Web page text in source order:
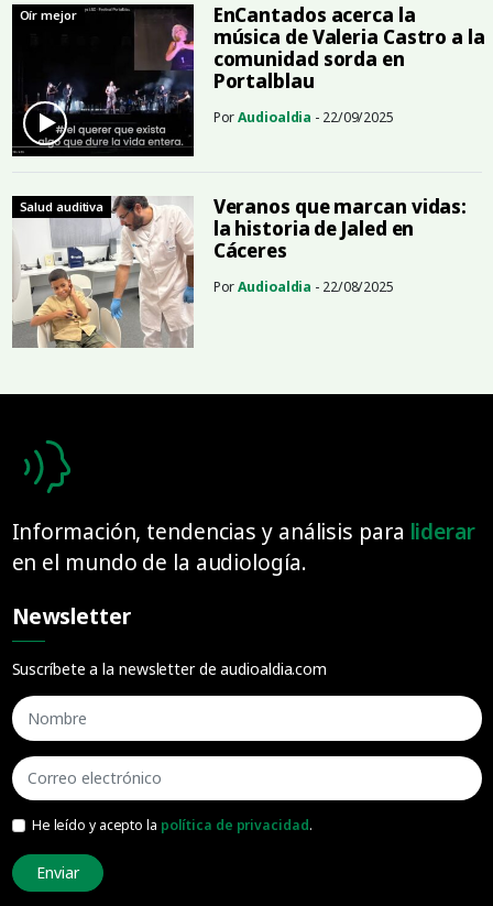
Oír mejor
EnCantados acerca la
música de Valeria Castro a la
comunidad sorda en
Portalblau
PorAudioaldia - 22/09/2025
Salud auditiva
Veranos que marcan vidas:
la historia de Jaled en
Cáceres
PorAudioaldia - 22/08/2025
Información, tendencias y análisis para liderar
en el mundo de la audiología.
Newsletter
Suscríbete a la newsletter de audioaldia.com
He leído y acepto la política de privacidad.
Enviar